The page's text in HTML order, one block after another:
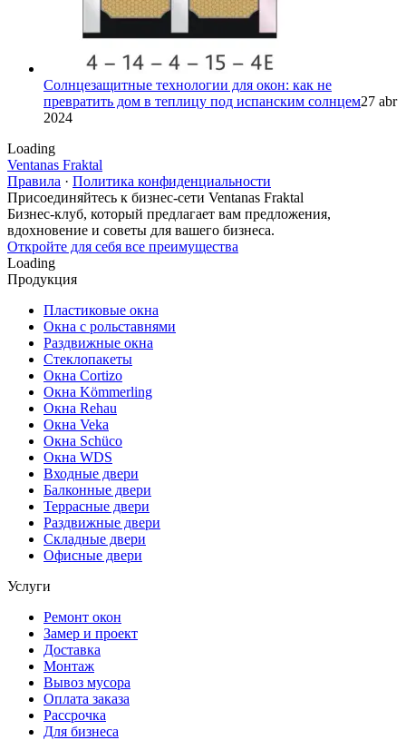
Солнцезащитные технологии для окон: как не
превратить дом в теплицу под испанским солнцем27 abr
2024
Loading
Ventanas Fraktal
Правила · Политика конфиденциальности
Присоединяйтесь к бизнес-сети Ventanas Fraktal
Бизнес-клуб, который предлагает вам предложения,
вдохновение и советы для вашего бизнеса.
Откройте для себя все преимущества
Loading
Продукция
Пластиковые окна
Окна с рольставнями
Раздвижные окна
Стеклопакеты
Окна Cortizo
Окна Kömmerling
Окна Rehau
Окна Veka
Окна Schüco
Окна WDS
Входные двери
Балконные двери
Террасные двери
Раздвижные двери
Складные двери
Офисные двери
Услуги
Ремонт окон
Замер и проект
Доставка
Монтаж
Вывоз мусора
Оплата заказа
Рассрочка
Для бизнеса